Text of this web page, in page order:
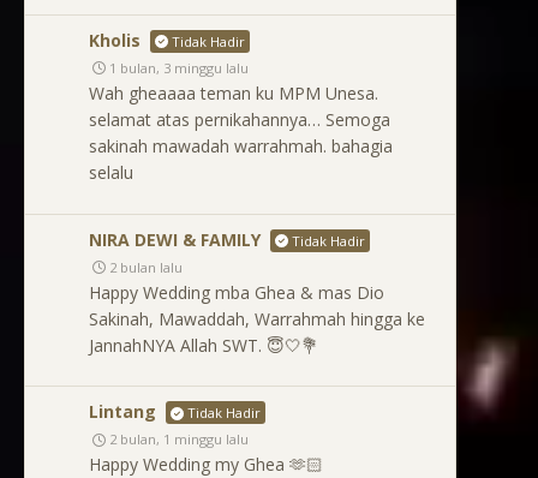
Kholis
Tidak Hadir
1 bulan, 3 minggu lalu
Wah gheaaaa teman ku MPM Unesa.
selamat atas pernikahannya… Semoga
sakinah mawadah warrahmah. bahagia
selalu
NIRA DEWI & FAMILY
Tidak Hadir
2 bulan lalu
Happy Wedding mba Ghea & mas Dio
Sakinah, Mawaddah, Warrahmah hingga ke
JannahNYA Allah SWT. 😇🤍💐
Lintang
Tidak Hadir
2 bulan, 1 minggu lalu
Happy Wedding my Ghea 🫶🏻